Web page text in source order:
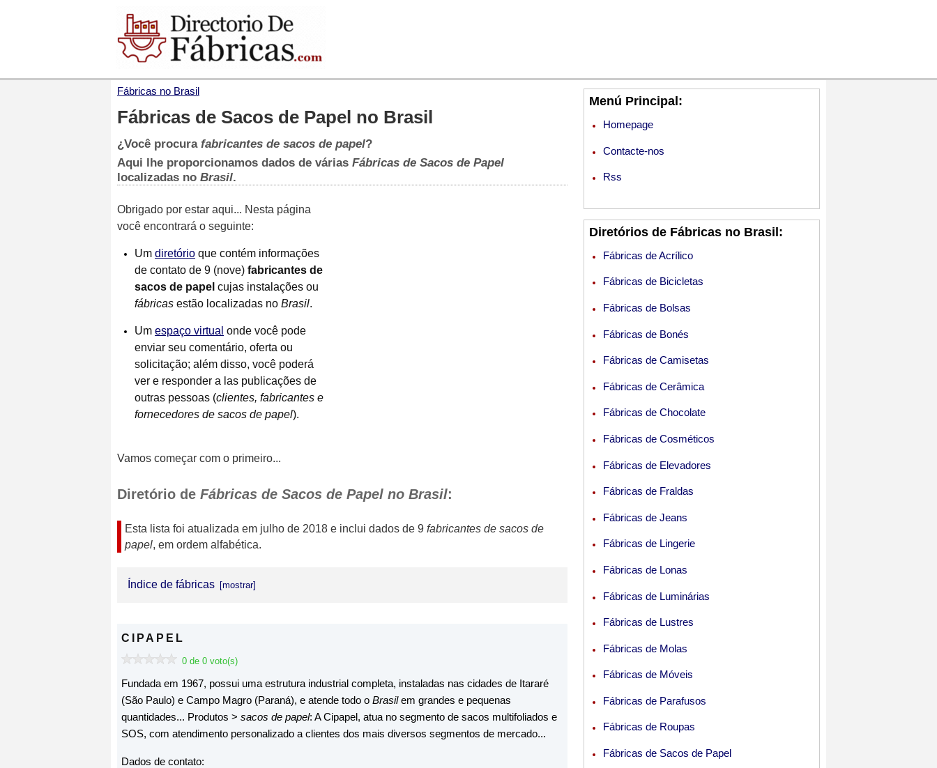
Fábricas no Brasil
Fábricas de Sacos de Papel no Brasil
¿Você procura fabricantes de sacos de papel?
Aqui lhe proporcionamos dados de várias Fábricas de Sacos de Papel
localizadas no Brasil.
Obrigado por estar aqui... Nesta página
você encontrará o seguinte:
Um diretório que contém informações
de contato de 9 (nove) fabricantes de
sacos de papel cujas instalações ou
fábricas estão localizadas no Brasil.
Um espaço virtual onde você pode
enviar seu comentário, oferta ou
solicitação; além disso, você poderá
ver e responder a las publicações de
outras pessoas (clientes, fabricantes e
fornecedores de sacos de papel).
Vamos começar com o primeiro...
Diretório de Fábricas de Sacos de Papel no Brasil:
Esta lista foi atualizada em julho de 2018 e inclui dados de 9 fabricantes de sacos de
papel, em ordem alfabética.
Índice de fábricas
MIRANDELA EMBALAGEM
MIRIMPEL
CIPAPEL
0 de 0 voto(s)
Fundada em 1967, possui uma estrutura industrial completa, instaladas nas cidades de Itararé
(São Paulo) e Campo Magro (Paraná), e atende todo o Brasilem grandes e pequenas
quantidades... Produtos > sacos de papel: A Cipapel, atua no segmento de sacos multifoliados e
SOS, com atendimento personalizado a clientes dos mais diversos segmentos de mercado...
Dados de contato:
Menú Principal:
Homepage
Contacte-nos
Rss
Diretórios de Fábricas no Brasil:
Fábricas de Acrílico
Fábricas de Bicicletas
Fábricas de Bolsas
Fábricas de Bonés
Fábricas de Camisetas
Fábricas de Cerâmica
Fábricas de Chocolate
Fábricas de Cosméticos
Fábricas de Elevadores
Fábricas de Fraldas
Fábricas de Jeans
Fábricas de Lingerie
Fábricas de Lonas
Fábricas de Luminárias
Fábricas de Lustres
Fábricas de Molas
Fábricas de Móveis
Fábricas de Parafusos
Fábricas de Roupas
Fábricas de Sacos de Papel